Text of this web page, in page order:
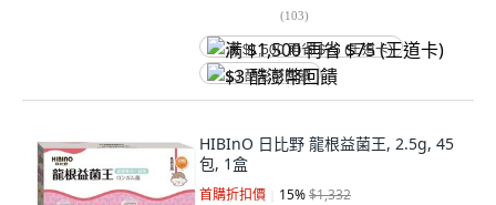
(103)
满 $1,500 再省 $75 (王道卡)
$3 酷澎幣回饋
HIBInO 日比野 龍根益菌王, 2.5g, 45
包, 1盒
首購折扣價 15%$1,332